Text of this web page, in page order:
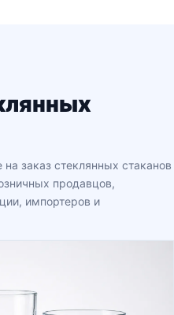
заказ стеклянных стаканов
продавцов,
импортеров и